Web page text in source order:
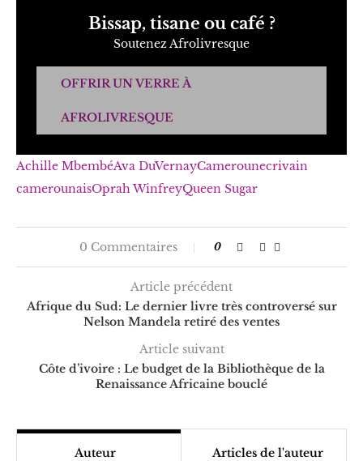
Bissap, tisane ou café ?
Soutenez Afrolivresque
OFFRIR UN VERRE À
AFROLIVRESQUE
Achille MbembéAva DuVernayCamerounecrivain
camerounaisOprah WinfreyQueen Sugar
0 Commentaires 0
Article précédent
Afrique du Sud: Le dernier livre très controversé sur
Nelson Mandela retiré des ventes
Article suivant
Côte d’ivoire : Le budget de la Bibliothèque de la
Renaissance Africaine bouclé
Auteur Articles de l'auteur